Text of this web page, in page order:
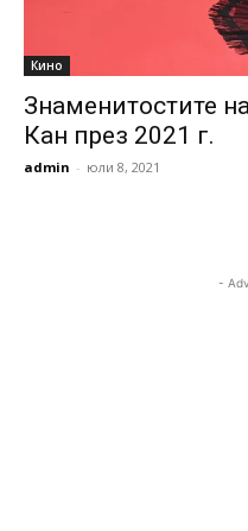
Кино
Знаменитостите
Кан през 2021 г.
admin - юли 8, 2021
-